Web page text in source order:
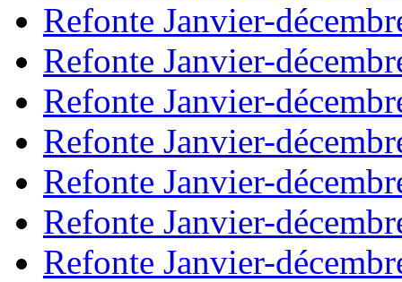
Refonte Janvier-
Refonte Janvier-
Refonte Janvier-
Refonte Janvier-
Refonte Janvier-
Refonte Janvier-
Refonte Janvier-